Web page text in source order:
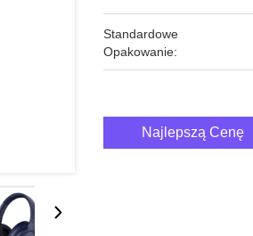
Standardowe
Opakowanie:
Najlepszą Cenę